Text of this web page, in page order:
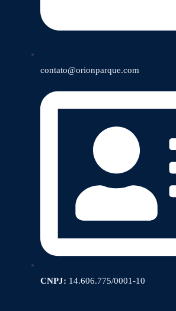
contato@orionparque.com
CNPJ: 14.606.775/0001-10